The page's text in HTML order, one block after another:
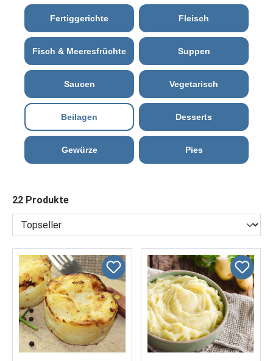
Fertiggerichte Fleisch
Fisch & Meeresfrüchte Suppen
Saucen Vegetarisch
Beilagen Desserts
Gewürze Pies
22 Produkte